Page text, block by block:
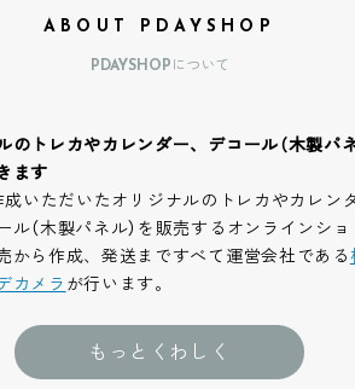
ABOUT PDAYSHOP
PDAYSHOPについて
のトレカやカレンダー、デコール（木製パネ
ます
成いただいたオリジナルのトレカやカレン
ル（木製パネル）を販売するオンラインシ
から作成、発送まですべて運営会社である
カメラ が行います。
もっとくわしく